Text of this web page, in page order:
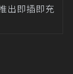
出即插即充